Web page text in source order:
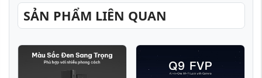
SẢN PHẨM LIÊN QUAN